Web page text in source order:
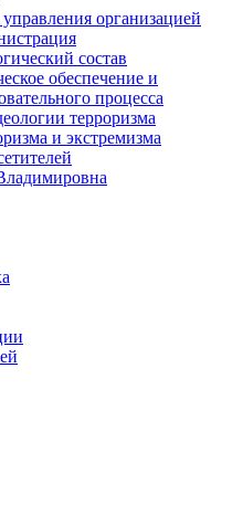
организацией
состав
обеспечение и
процесса
терроризма
и экстремизма